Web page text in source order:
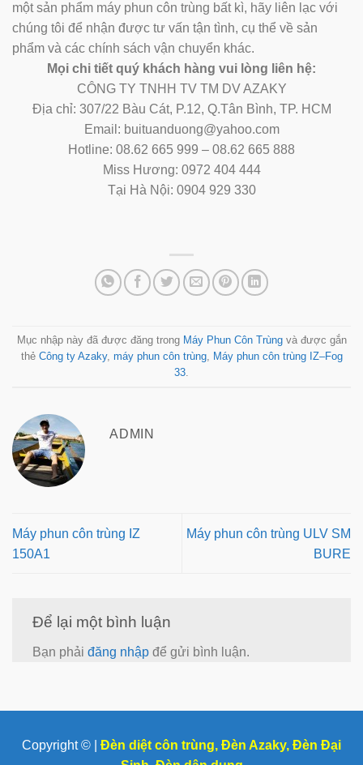
một sản phẩm máy phun côn trùng bất kì, hãy liên lạc với
chúng tôi để nhận được tư vấn tận tình, cụ thể về sản
phẩm và các chính sách vận chuyển khác.
Mọi chi tiết quý khách hàng vui lòng liên hệ:
CÔNG TY TNHH TV TM DV AZAKY
Địa chỉ: 307/22 Bàu Cát, P.12, Q.Tân Bình, TP. HCM
Email: buituanduong@yahoo.com
Hotline: 08.62 665 999 – 08.62 665 888
Miss Hương: 0972 404 444
Tại Hà Nội: 0904 929 330
Mục nhập này đã được đăng trong Máy Phun Côn Trùngvà được gắn
thẻ Công ty Azaky, máy phun côn trùng, Máy phun côn trùng IZ–Fog
33
ADMIN
Máy phun côn trùng IZ
150A1
Máy phun côn trùng ULV SM
BURE
Để lại một bình luận
Bạn phải đăng nhập để gửi bình luận.
Copyright © | Đèn diệt côn trùng, Đèn Azaky, Đèn Đại